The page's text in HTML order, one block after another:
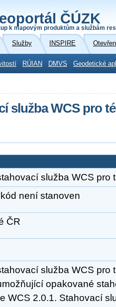
ČÚZK
k mapovým produktům a službám
Služby INSPIRE
RÚIAN DMVS Geodetické
služba WCS pro
služba WCS pro
není stanoven
ČR
služba WCS pro
opakované
WCS 2.0.1. Stahovací